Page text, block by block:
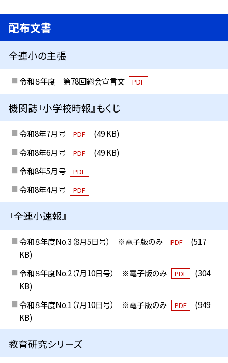
配布文書
全連小の主張
令和８年度 第78回総会宣言文 PDF
機関誌『小学校時報』もくじ
令和8年7月号 PDF
(49 KB)
令和8年6月号
PDF
(49 KB)
令和8年5月号
PDF
令和8年4月号 PDF
『全連小速報』
令和８年度No.3（8月5日号） ※電子版のみ PDF
(517
KB)
令和８年度No.2（7月10日号） ※電子版のみ
PDF
(304
KB)
令和８年度No.1（7月10日号） ※電子版のみ
PDF
(949
KB)
教育研究シリーズ